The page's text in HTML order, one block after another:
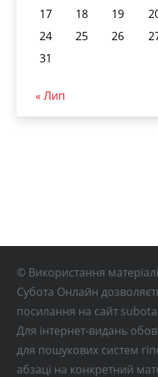
17
18 19
24
25 26
31
« Лип
© Використання
Субота Онлайн
посилання на сайт
Для інтернет-видань
для пошукових систем
абзаці на конкретний